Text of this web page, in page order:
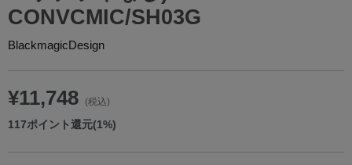
CONVCMIC/SH03G
BlackmagicDesign
¥11,748 (税込)
117ポイント還元(1%)